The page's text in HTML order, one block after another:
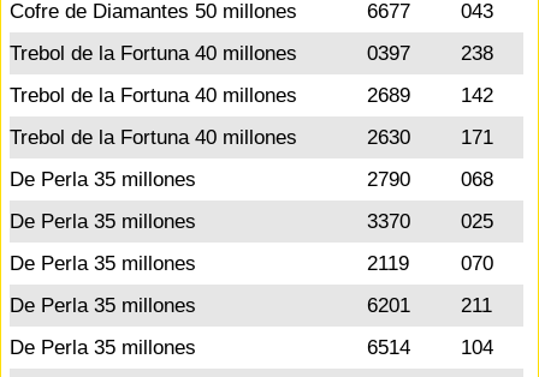
Cofre de Diamantes 50 millones
6677
043
Trebol de la Fortuna 40 millones
0397
238
Trebol de la Fortuna 40 millones
2689
142
Trebol de la Fortuna 40 millones
2630
171
De Perla 35 millones
2790
068
De Perla 35 millones
3370
025
De Perla 35 millones
2119
070
De Perla 35 millones
6201
211
De Perla 35 millones
6514
104